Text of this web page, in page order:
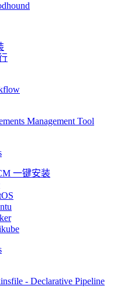
Management Tool
一键安装
- Declarative Pipeline